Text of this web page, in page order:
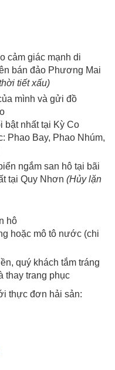
cảm giác mạnh di
bán đảo Phương Mai
tiết xấu)
mình và gửi đồ
bật nhất tại Kỳ Co
Phao Bay, Phao Nhúm,
ngắm san hô tại bãi
tại Quy Nhơn (Hủy lặn
hô
hoặc mô tô nước (chi
quý khách tắm tráng
thay trang phục
thực đơn hải sản: